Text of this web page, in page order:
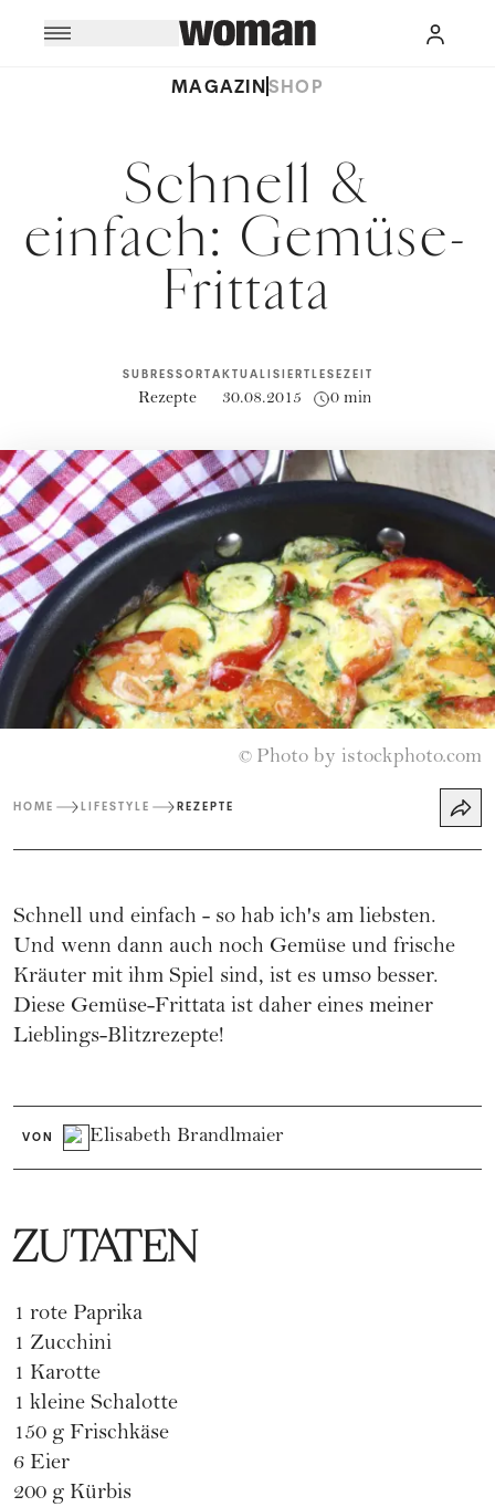
MAGAZINSHOP
Schnell &
einfach: Gemüse-
Frittata
SUBRESSORT
Rezepte
AKTUALISIERT
30.08.2015
LESEZEIT
0 min
© Photo by istockphoto.com
HOME LIFESTYLE REZEPTE
Schnell und einfach - so hab ich's am liebsten.
Und wenn dann auch noch Gemüse und frische
Kräuter mit ihm Spiel sind, ist es umso besser.
Diese Gemüse-Frittata ist daher eines meiner
Lieblings-Blitzrezepte!
VON Elisabeth Brandlmaier
ZUTATEN
1 rote Paprika
1 Zucchini
1 Karotte
1 kleine Schalotte
150 g Frischkäse
6 Eier
200 g Kürbis